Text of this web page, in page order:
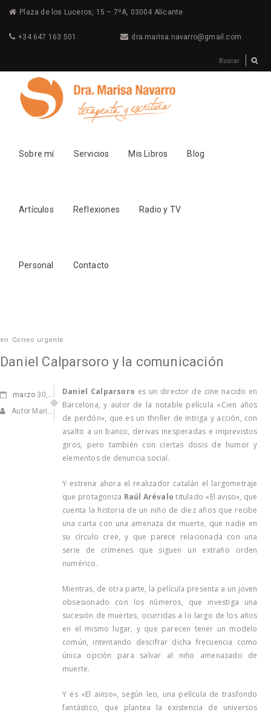
Plaza de los Luceros, 15 – 7ºA, 03004 Alicante
+34 647 163 501 dra.marisa.navarro@gmail.com
Sobre mí Servicios Mis Libros Blog
Artículos Reflexiones Radio y TV
Personal Contacto
en Correo urgente
Daniel Calparsoro y la comunicación
marzo 30, 2018
Autor Marisa Navarro
Daniel Calparsoro es un director de cine nacido en
Barcelona, y autor de la notable película «Cien años
de perdón», que es un thriller de intriga y acción, con
asalto a un banco, derivas inesperadas e imprevistos
giros, pero también con ciertas dosis de humor y
elementos de denuncia social.
Y estrena ahora el realizador catalán el largometraje
que protagoniza Raúl Arévalo titulado «El aviso», que
cuenta la historia de un niño de diez años que recibe
una carta con una amenaza de muerte, que nadie en
su círculo cree, y que parece relacionada con una
serie de crímenes que siguen un extraño orden
numérico.
Mientras, de otra parte, la película presenta a un joven
obsesionado con los números, que investiga una
sucesión de muertes, ocurridas a lo largo de los años
en el mismo lugar, y que parecen tener un modelo
común, intentando descifrar dicha frecuencia como
única opción para salvar al niño amenazado de
muerte.
Y es «El aviso», según leo, una película de trasfondo
fantástico, que plantea la existencia de universos